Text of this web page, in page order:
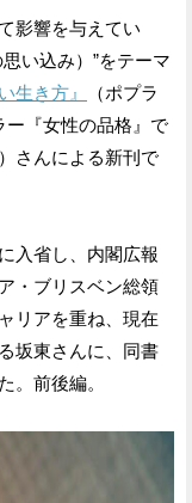
す
る
影響を与えてい
い込み）”をテーマ
生き方』
（ポプラ
ー『女性の品格』で
さんによる新刊で
入省し、内閣広報
・ブリスベン総領
リアを重ね、現在
坂東さんに、同書
。前後編。